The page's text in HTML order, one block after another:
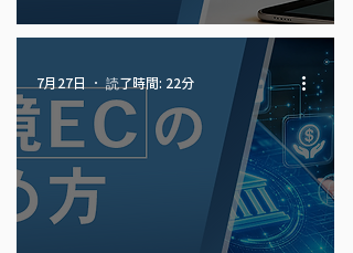
7月27日 読了時間: 22分